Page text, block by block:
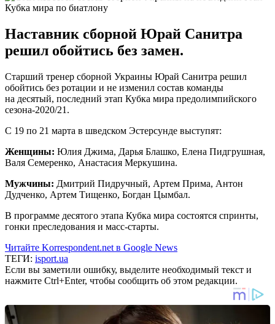
Наставник сборной Юрай Санитра
решил обойтись без замен.
Старший тренер сборной Украины Юрай Санитра решил
обойтись без ротации и не изменил состав команды
на десятый, последний этап Кубка мира предолимпийского
сезона-2020/21.
С 19 по 21 марта в шведском Эстерсунде выступят:
Женщины: Юлия Джима, Дарья Блашко, Елена Пидгрушная,
Валя Семеренко, Анастасия Меркушина.
Мужчины: Дмитрий Пидручный, Артем Прима, Антон
Дудченко, Артем Тищенко, Богдан Цымбал.
В программе десятого этапа Кубка мира состоятся спринты,
гонки преследования и масс-старты.
Читайте Korrespondent.net в Google News
ТЕГИ: isport.ua
Если вы заметили ошибку, выделите необходимый текст и
нажмите Ctrl+Enter, чтобы сообщить об этом редакции.